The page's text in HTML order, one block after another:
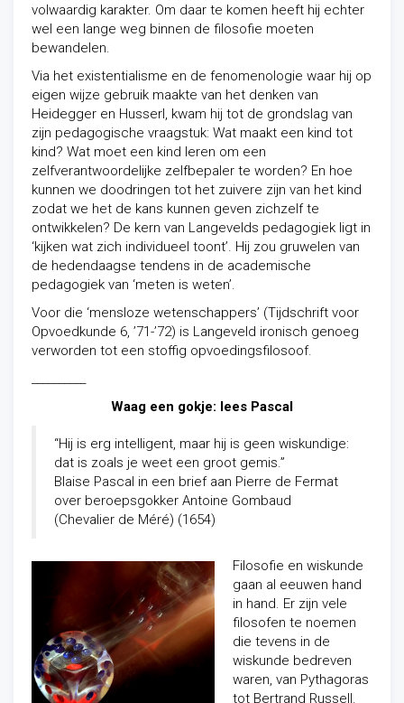
volwaardig karakter. Om daar te komen heeft hij echter
wel een lange weg binnen de filosofie moeten
bewandelen.
Via het existentialisme en de fenomenologie waar hij op
eigen wijze gebruik maakte van het denken van
Heidegger en Husserl, kwam hij tot de grondslag van
zijn pedagogische vraagstuk: Wat maakt een kind tot
kind? Wat moet een kind leren om een
zelfverantwoordelijke zelfbepaler te worden? En hoe
kunnen we doodringen tot het zuivere zijn van het kind
zodat we het de kans kunnen geven zichzelf te
ontwikkelen? De kern van Langevelds pedagogiek ligt in
‘kijken wat zich individueel toont’. Hij zou gruwelen van
de hedendaagse tendens in de academische
pedagogiek van ‘meten is weten’.
Voor die ‘mensloze wetenschappers’ (Tijdschrift voor
Opvoedkunde 6, ’71-’72) is Langeveld ironisch genoeg
verworden tot een stoffig opvoedingsfilosoof.
Waag een gokje: lees Pascal
“Hij is erg intelligent, maar hij is geen wiskundige:
dat is zoals je weet een groot gemis.”
Blaise Pascal in een brief aan Pierre de Fermat
over beroepsgokker Antoine Gombaud
(Chevalier de Méré) (1654)
Filosofie en wiskunde
gaan al eeuwen hand
in hand. Er zijn vele
filosofen te noemen
die tevens in de
wiskunde bedreven
waren, van Pythagoras
tot Bertrand Russell.